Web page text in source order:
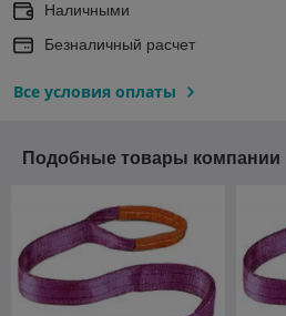
Наличными
Безналичный расчет
Все условия оплаты
Подобные товары компании